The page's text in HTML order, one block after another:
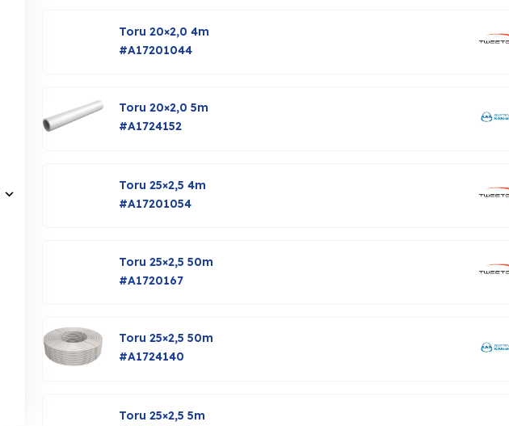
Toru 20×2,0 4m
#A17201044
Toru 20×2,0 5m
#A1724152
Toru 25×2,5 4m
#A17201054
Toru 25×2,5 50m
#A1720167
Toru 25×2,5 50m
#A1724140
Toru 25×2,5 5m